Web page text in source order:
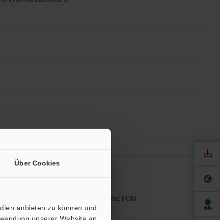
Über Cookies
anbieten zu können und
unserer Website an
der Auswerteeinheit: NBR; Taste: POM